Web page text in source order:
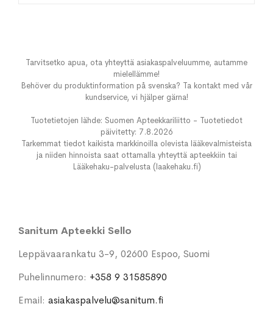
Tarvitsetko apua, ota yhteyttä asiakaspalveluumme, autamme
mielellämme!
Behöver du produktinformation på svenska? Ta kontakt med vår
kundservice, vi hjälper gärna!
Tuotetietojen lähde: Suomen Apteekkariliitto - Tuotetiedot
päivitetty: 7.8.2026
Tarkemmat tiedot kaikista markkinoilla olevista lääkevalmisteista
ja niiden hinnoista saat ottamalla yhteyttä apteekkiin tai
Lääkehaku-palvelusta (laakehaku.fi)
Sanitum Apteekki Sello
Leppävaarankatu 3-9, 02600 Espoo, Suomi
Puhelinnumero: +358 9 31585890
Email: asiakaspalvelu@sanitum.fi